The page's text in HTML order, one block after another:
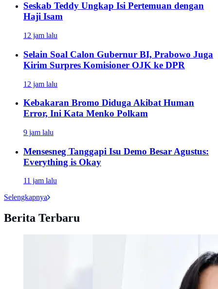
Seskab Teddy Ungkap Isi Pertemuan dengan
Haji Isam
12 jam lalu
Selain Soal Calon Gubernur BI, Prabowo Juga
Kirim Surpres Komisioner OJK ke DPR
12 jam lalu
Kebakaran Bromo Diduga Akibat Human
Error, Ini Kata Menko Polkam
9 jam lalu
Mensesneg Tanggapi Isu Demo Besar Agustus:
Everything is Okay
11 jam lalu
Selengkapnya
Berita Terbaru